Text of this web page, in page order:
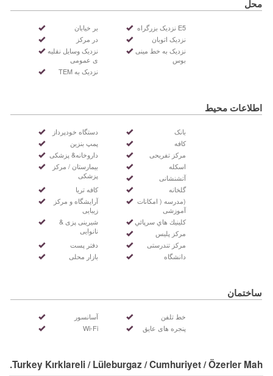
محل
بر خیابان
E5 نزدیک بزرگراه
در مرکز
نزدیک اتوبان
نزدیک وسایل نقلیه
ی عمومی
نزدیک به خط مینی
بوس
نزدیک به TEM
اطلاعات محیط
دستگاه خودپرداز
بانک
پمپ بنزین
کافه
داروخانه& پزشکی
مرکز تفریحی
بیمارستان / مرکز
پزشکی
اسکله
آتشنشانی
کافه تریا
گلخانه
آرایشگاه و مرکز
زیبایی
(مدرسه ( امکانات
آموزشی
شیرینی پزی &
نانوایی
كلينيك هاي سرپائي
مرکز پلیس
دفتر پست
مرکز تندرستی
بازار محلی
دانشگاه
ساختمان
آسانسور
خط تلفن
Wi-Fi
پنجره های عایق
Turkey Kırklareli / Lüleburgaz/ Cumhuriyet/ Özerler Mah.